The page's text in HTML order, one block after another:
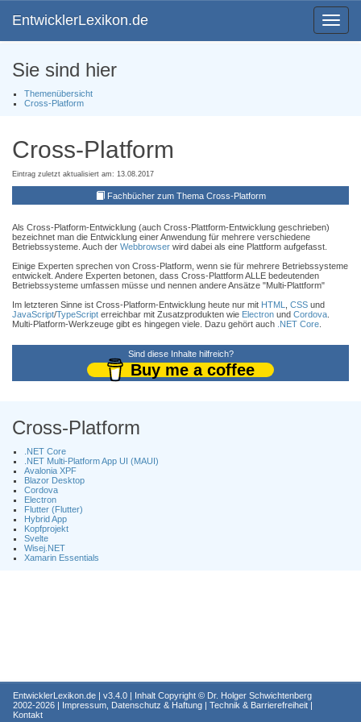
Toggle
EntwicklerLexikon.de
Sie sind hier
Themenübersicht
Cross-Platform
Cross-Platform
Eintrag zuletzt aktualisiert am: 13.08.2017
Fachbücher zum Thema Cross-Platform
Als Cross-Platform-Entwicklung (auch Cross-Plattform-Entwicklung geschrieben)
bezeichnet man die Entwicklung einer Anwendung für mehrere verschiedene
Betriebssysteme. Auch der Webbrowser wird dabei als eine Plattform aufgefasst.
Einige Experten sprechen von Cross-Platform, wenn sie für mehrere Betriebssysteme
entwickelt. Andere Experten betonen, dass Cross-Plattform ALLE bedeutenden
Betriebssysteme umfassen müsse und nennen andere Ansätze "Multi-Plattform"
Im letzteren Sinne ist Cross-Platform-Entwicklung heute nur mit HTML CSS und
JavaScript/TypeScript erreichbar mit Zusatzprodukten wie Electron und Cordova
Multi-Platform-Werkzeuge gibt es hingegen viele. Dazu gehört auch .NET Core
Sind diese Inhalte hilfreich?
Buy me a coffee
Cross-Platform
.NET Core
.NET Multi-Platform App UI (MAUI)
Avalonia XPF
Blazor Desktop
Cordova
Electron
Flutter (Flutter)
Hybrid App
Kopfprojekt
Svelte
Wisej.NET
Xamarin Essentials
EntwicklerLexikon.de | v3.4.0 | Inhalt Copyright © Dr. Holger Schwichtenberg
2002-2026 | Impressum, Datenschutz & Haftung | Technik & Barrierefreiheit |
Kontakt